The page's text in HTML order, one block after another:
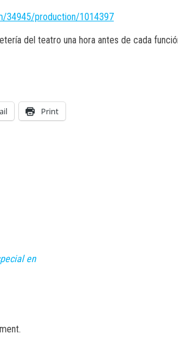
34945/production/1014397
del teatro una hora antes de cada
Print
en